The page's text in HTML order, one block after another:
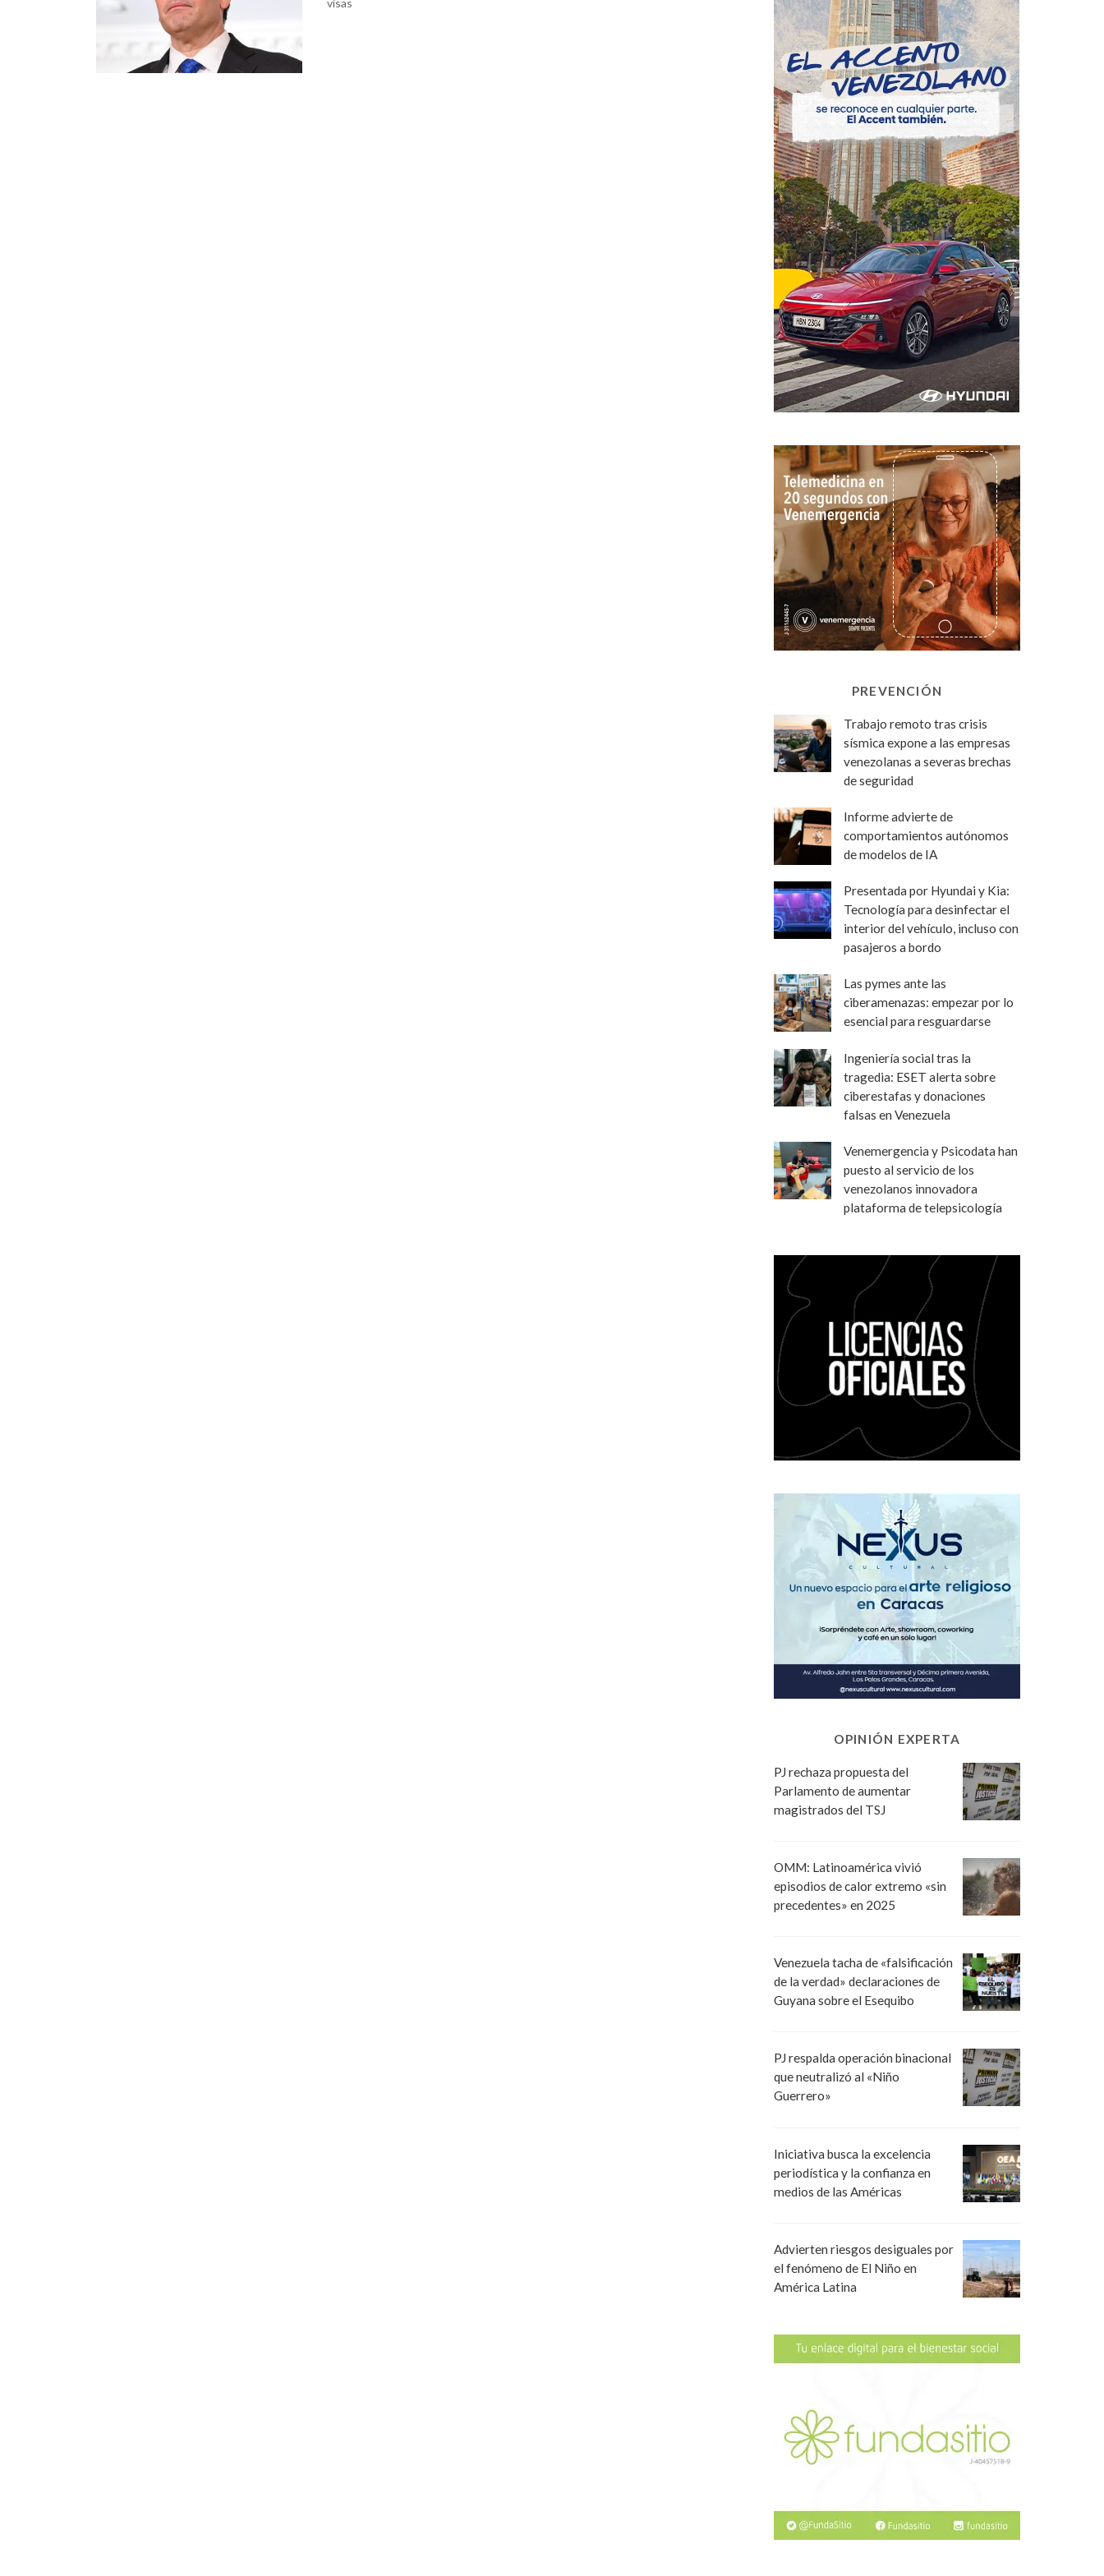
visas
PREVENCIÓN
Trabajo remoto tras crisis
sísmica expone a las empresas
venezolanas a severas brechas
de seguridad
Informe advierte de
comportamientos autónomos
de modelos de IA
Presentada por Hyundai y Kia:
Tecnología para desinfectar el
interior del vehículo, incluso con
pasajeros a bordo
Las pymes ante las
ciberamenazas: empezar por lo
esencial para resguardarse
Ingeniería social tras la
tragedia: ESET alerta sobre
ciberestafas y donaciones
falsas en Venezuela
Venemergencia y Psicodata han
puesto al servicio de los
venezolanos innovadora
plataforma de telepsicología
OPINIÓN EXPERTA
PJ rechaza propuesta del
Parlamento de aumentar
magistrados del TSJ
OMM: Latinoamérica vivió
episodios de calor extremo «sin
precedentes» en 2025
Venezuela tacha de «falsificación
de la verdad» declaraciones de
Guyana sobre el Esequibo
PJ respalda operación binacional
que neutralizó al «Niño
Guerrero»
Iniciativa busca la excelencia
periodística y la confianza en
medios de las Américas
Advierten riesgos desiguales por
el fenómeno de El Niño en
América Latina